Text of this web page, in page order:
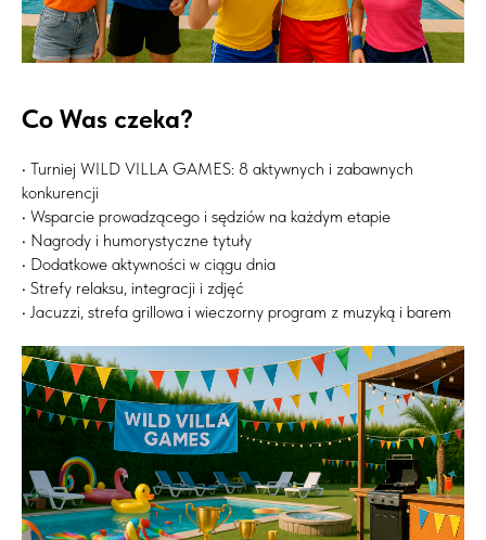
Co Was czeka?
• Turniej WILD VILLA GAMES: 8 aktywnych i zabawnych
konkurencji
• Wsparcie prowadzącego i sędziów na każdym etapie
• Nagrody i humorystyczne tytuły
• Dodatkowe aktywności w ciągu dnia
• Strefy relaksu, integracji i zdjęć
• Jacuzzi, strefa grillowa i wieczorny program z muzyką i barem